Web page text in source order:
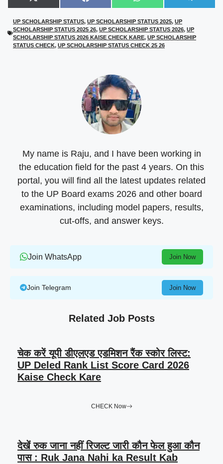
on
(
w
i
t
t
on
a
e
b
o
o
on
h
t
s
A
p
on
e
g
r
UP SCHOLARSHIP STATUS, UP SCHOLARSHIP STATUS 2025, UP
SCHOLARSHIP STATUS 2025 26, UP SCHOLARSHIP STATUS 2026, UP
SCHOLARSHIP STATUS 2026 KAISE CHECK KARE, UP SCHOLARSHIP
STATUS CHECK, UP SCHOLARSHIP STATUS CHECK 25 26
My name is Raju, and I have been working in
the education field for the past 4 years. On this
portal, you will find all the latest updates related
to the UP Board exams 2026 and other board
examinations, including model papers, results,
cut-offs, and answer keys.
Join WhatsApp Join Now
Join Telegram Join Now
Related Job Posts
चेक करें यूपी डीएलएड एडमिशन रैंक स्कोर लिस्ट:
UP Deled Rank List Score Card 2026
Kaise Check Kare
CHECK Now
देखें रुक जाना नहीं रिजल्ट जारी कौन फेल हुआ कौन
पास : Ruk Jana Nahi ka Result Kab